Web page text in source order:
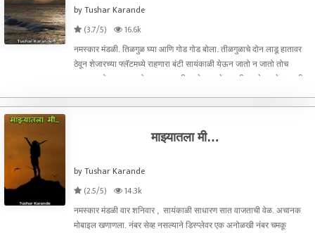
by Tushar Karande
(3.7/5)
16.6k
नमस्कार मंडळी. तिळगुळ घ्या आणि गोड गोड बोला. तीळगुळाचे दोन लाडू हातावर
ठेवून शेजारच्या फ्लॅटमध्ये राहणारा बंटी सायंकाळी येऊन जातो न जातो तोच
त्याच्यापाठोपाठ त्याचा मोठा भाऊ बबली दुसरे लाडू घेऊन तीच शुभेच्छा देण्यासाठी
माझ्यातला मी…
by Tushar Karande
(2.5/5)
14.3k
नमस्कार मंडळी वार शनिवार , सायंकाळी साधारण सात वाजताची वेळ. अचानक
मोबाइल खणाणला. नंबर सेव्ह नसल्याने डिस्प्लेवर एक अनोळखी नंबर चमकू